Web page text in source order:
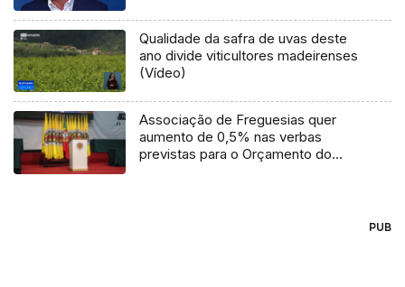
Qualidade da safra de uvas deste
ano divide viticultores madeirenses
(Vídeo)
Associação de Freguesias quer
aumento de 0,5% nas verbas
previstas para o Orçamento do
PUB